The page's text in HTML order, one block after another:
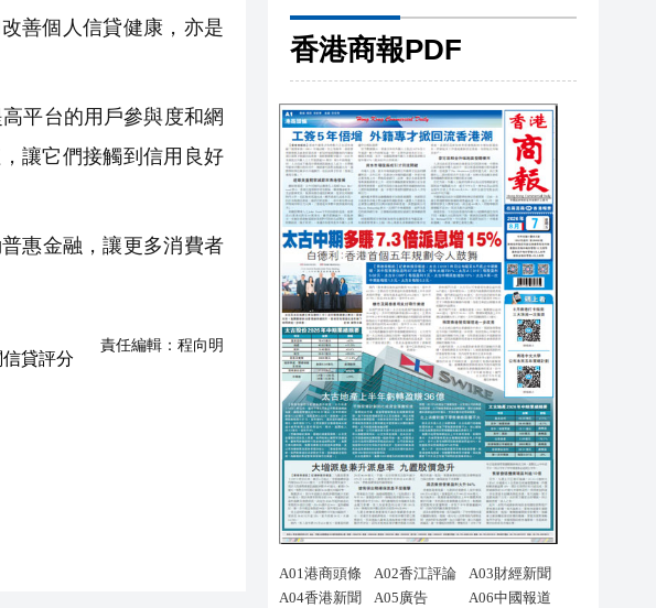
善個人信貸健康，亦是
平台的用戶參與度和網
讓它們接觸到信用良好
惠金融，讓更多消費者
責任編輯： 程向明
香港商報PDF